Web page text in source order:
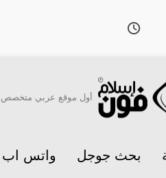
أول موقع عربي متخصص في
بحث جوجل واتس اب